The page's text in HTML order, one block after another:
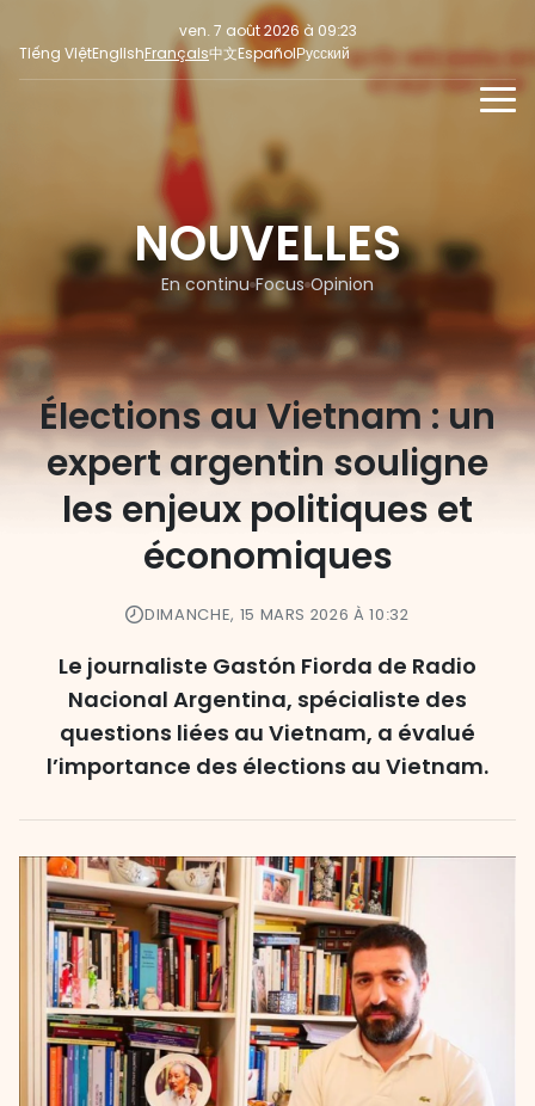
ven. 7 août 2026 à 09:23
Tiếng ViệtEnglishFrançais中文EspañolРусский
En continu
Focus
Opinion
INFORMATION POUR LA PRESSE
RÉSEAUX SOCIAUXNOUVELLES
En continu Focus Opinion
Élections au Vietnam : un
expert argentin souligne
les enjeux politiques et
économiques
DIMANCHE, 15 MARS 2026 À 10:32
Le journaliste Gastón Fiorda de Radio
Nacional Argentina, spécialiste des
questions liées au Vietnam, a évalué
l’importance des élections au Vietnam.